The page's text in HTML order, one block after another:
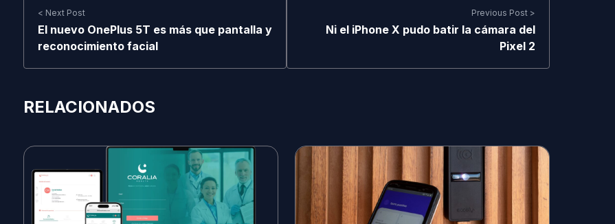
< Next Post
El nuevo OnePlus 5T es más que pantalla y
reconocimiento facial
Previous Post >
Ni el iPhone X pudo batir la cámara del
Pixel 2
RELACIONADOS